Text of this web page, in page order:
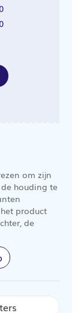
om zijn
houding te
product
de